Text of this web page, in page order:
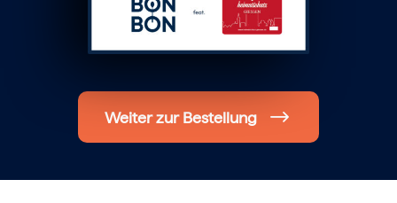
Frohe Weihnachten
Regionale Gutscheine
Frankfurt
Düsseldorf
Essen
Weiter zur Bestellung